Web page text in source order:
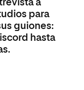
a
para
guiones:
hasta